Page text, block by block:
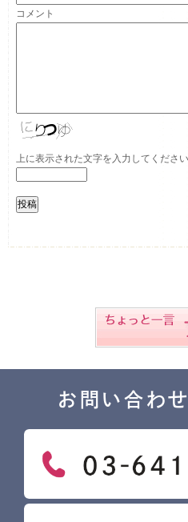
上に表示された文字を入力してください
コメント
お問い合わ